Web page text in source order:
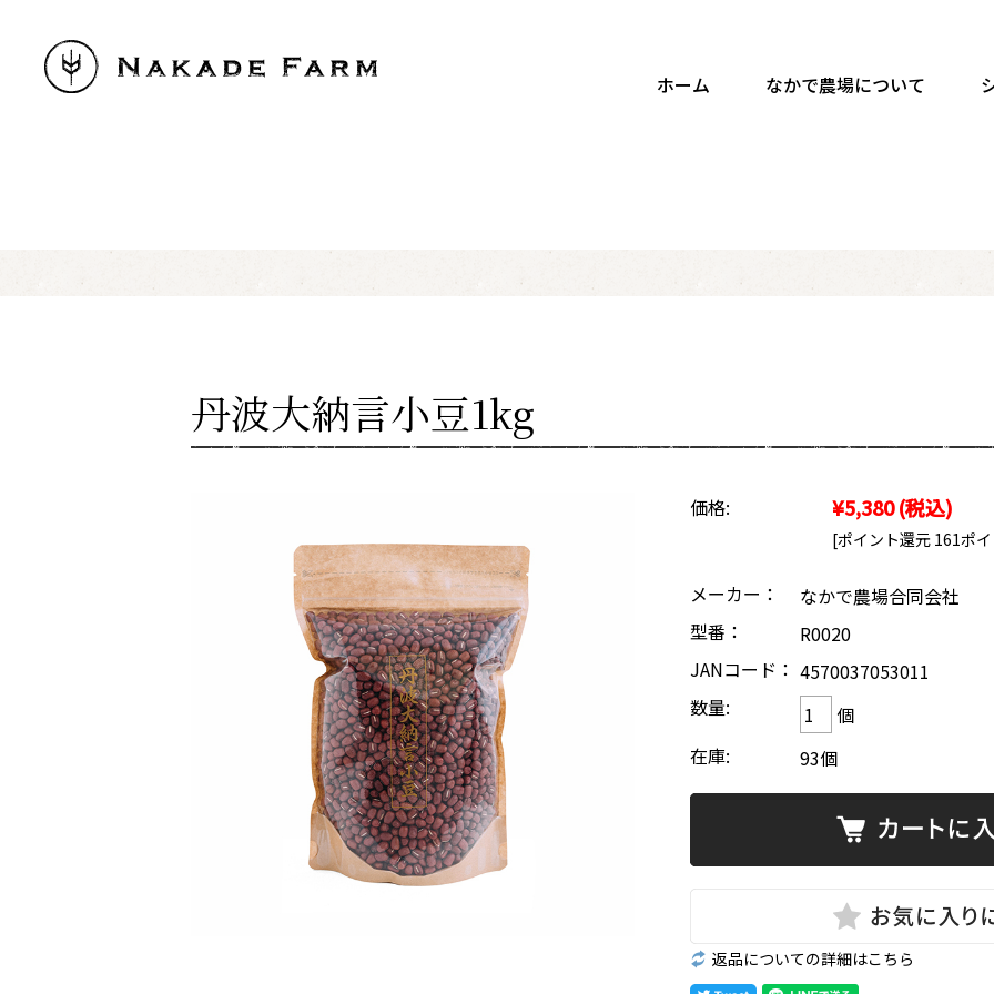
ホーム なかで農場について
丹波大納言小豆1kg
価格: ¥5,380(税込)
[ポイント還元 161ポ
メーカー：
なかで農場合同会社
型番：
R0020
JANコード： 4570037053011
数量:
個
在庫:
93個
返品についての詳細はこちら